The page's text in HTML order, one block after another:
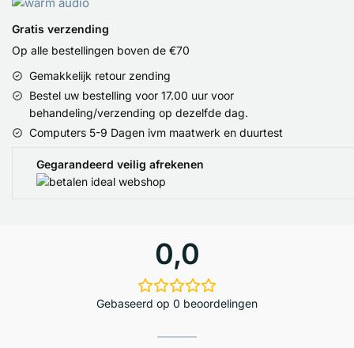
Gratis verzending
Op alle bestellingen boven de €70
Gemakkelijk retour zending
Bestel uw bestelling voor 17.00 uur voor
behandeling/verzending op dezelfde dag.
Computers 5-9 Dagen ivm maatwerk en duurtest
Gegarandeerd veilig afrekenen
0,0
Gebaseerd op 0 beoordelingen